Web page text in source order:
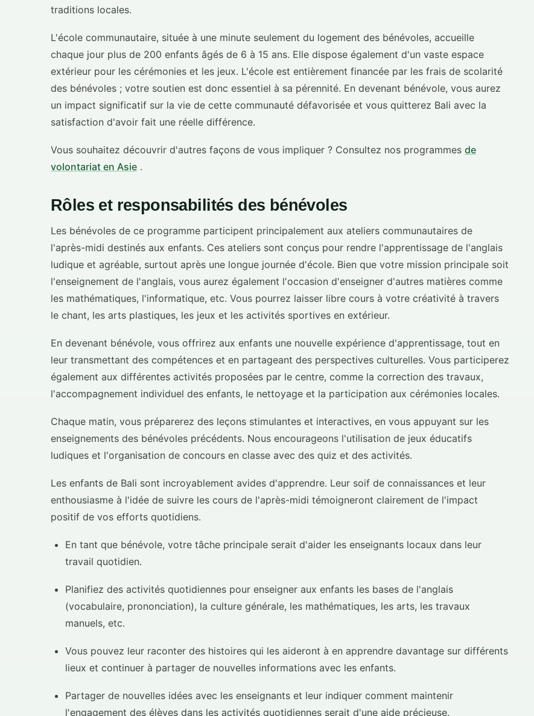
traditions locales.
L'école communautaire, située à une minute seulement du logement des bénévoles, accueille
chaque jour plus de 200 enfants âgés de 6 à 15 ans. Elle dispose également d'un vaste espace
extérieur pour les cérémonies et les jeux. L'école est entièrement financée par les frais de scolarité
des bénévoles ; votre soutien est donc essentiel à sa pérennité. En devenant bénévole, vous aurez
un impact significatif sur la vie de cette communauté défavorisée et vous quitterez Bali avec la
satisfaction d'avoir fait une réelle différence.
Vous souhaitez découvrir d'autres façons de vous impliquer ? Consultez nos programmes de
volontariat en Asie .
Rôles et responsabilités des bénévoles
Les bénévoles de ce programme participent principalement aux ateliers communautaires de
l'après-midi destinés aux enfants. Ces ateliers sont conçus pour rendre l'apprentissage de l'anglais
ludique et agréable, surtout après une longue journée d'école. Bien que votre mission principale soit
l'enseignement de l'anglais, vous aurez également l'occasion d'enseigner d'autres matières comme
les mathématiques, l'informatique, etc. Vous pourrez laisser libre cours à votre créativité à travers
le chant, les arts plastiques, les jeux et les activités sportives en extérieur.
En devenant bénévole, vous offrirez aux enfants une nouvelle expérience d'apprentissage, tout en
leur transmettant des compétences et en partageant des perspectives culturelles. Vous participerez
également aux différentes activités proposées par le centre, comme la correction des travaux,
l'accompagnement individuel des enfants, le nettoyage et la participation aux cérémonies locales.
Chaque matin, vous préparerez des leçons stimulantes et interactives, en vous appuyant sur les
enseignements des bénévoles précédents. Nous encourageons l'utilisation de jeux éducatifs
ludiques et l'organisation de concours en classe avec des quiz et des activités.
Les enfants de Bali sont incroyablement avides d'apprendre. Leur soif de connaissances et leur
enthousiasme à l'idée de suivre les cours de l'après-midi témoigneront clairement de l'impact
positif de vos efforts quotidiens.
En tant que bénévole, votre tâche principale serait d'aider les enseignants locaux dans leur
travail quotidien.
Planifiez des activités quotidiennes pour enseigner aux enfants les bases de l'anglais
(vocabulaire, prononciation), la culture générale, les mathématiques, les arts, les travaux
manuels, etc.
Vous pouvez leur raconter des histoires qui les aideront à en apprendre davantage sur différents
lieux et continuer à partager de nouvelles informations avec les enfants.
Partager de nouvelles idées avec les enseignants et leur indiquer comment maintenir
l'engagement des élèves dans les activités quotidiennes serait d'une aide précieuse.